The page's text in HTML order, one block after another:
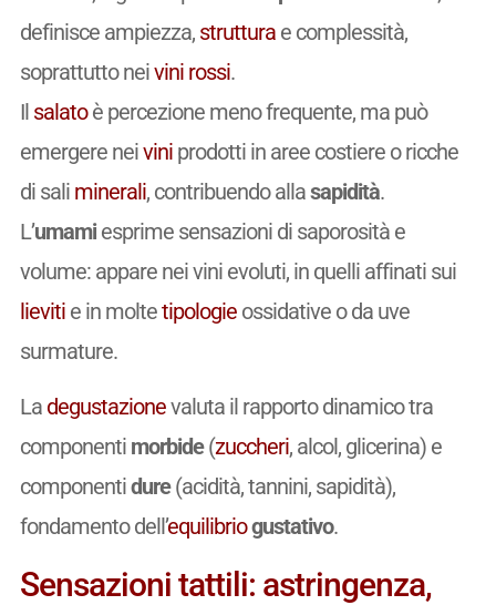
definisce ampiezza, strutturae complessità,
soprattutto neivini rossi.
Il salatoè percezione meno frequente, ma può
emergere neiviniprodotti in aree costiere o ricche
di sali minerali, contribuendo allasapidità.
L’umamiesprime sensazioni di saporosità e
volume: appare nei vini evoluti, in quelli affinati sui
lievitie in moltetipologieossidative o da uve
surmature.
La degustazionevaluta il rapporto dinamico tra
componenti morbide(zuccheri, alcol, glicerina) e
componentidure(acidità, tannini, sapidità),
fondamento dell’equilibriogustativo.
Sensazioni tattili: astringenza,